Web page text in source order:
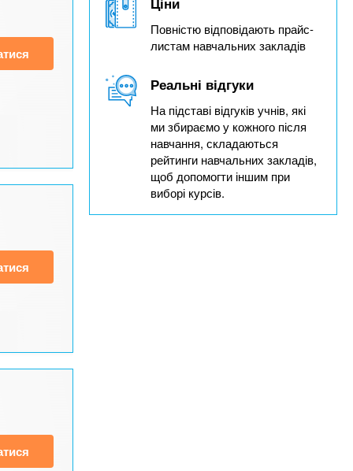
Повністю відповідають прайс-
листам навчальних закладів
Реальні відгуки
На підставі відгуків учнів, які
ми збираємо у кожного після
навчання, складаються
рейтинги навчальних закладів,
щоб допомогти іншим при
виборі курсів.